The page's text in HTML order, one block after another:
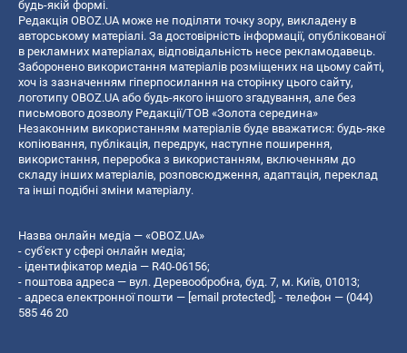
будь-якій формі.
Редакція OBOZ.UA може не поділяти точку зору, викладену в
авторському матеріалі. За достовірність інформації, опублікованої
в рекламних матеріалах, відповідальність несе рекламодавець.
Заборонено використання матеріалів розміщених на цьому сайті,
хоч із зазначенням гіперпосилання на сторінку цього сайту,
логотипу OBOZ.UA або будь-якого іншого згадування, але без
письмового дозволу Редакції/ТОВ «Золота середина»
Незаконним використанням матеріалів буде вважатися: будь-яке
копiювання, публiкацiя, передрук, наступне поширення,
використання, переробка з використанням, включенням до
складу інших матеріалів, розповсюдження, адаптація, переклад
та інші подібні зміни матеріалу.
Назва онлайн медіа — «OBOZ.UA»
- суб'єкт у сфері онлайн медіа;
- ідентифікатор медіа — R40-06156;
- поштова адреса — вул. Деревообробна, буд. 7, м. Київ, 01013;
- адреса електронної пошти — [email protected]; - телефон — (044)
585 46 20